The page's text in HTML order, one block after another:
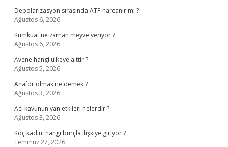
Depolarizasyon sırasında ATP harcanır mı ?
Ağustos 6, 2026
Kumkuat ne zaman meyve veriyor ?
Ağustos 6, 2026
Avene hangi ülkeye aittir ?
Ağustos 5, 2026
Anafor olmak ne demek ?
Ağustos 3, 2026
Acı kavunun yan etkileri nelerdir ?
Ağustos 3, 2026
Koç kadını hangi burçla ilişkiye giriyor ?
Temmuz 27, 2026